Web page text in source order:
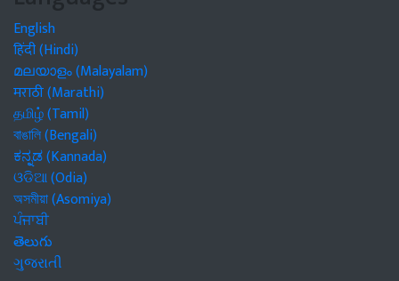
English
हिंदी (Hindi)
മലയാളം (Malayalam)
मराठी (Marathi)
தமிழ் (Tamil)
বাঙালি (Bengali)
ಕನ್ನಡ (Kannada)
ଓଡିଆ (Odia)
অসমীয়া (Asomiya)
ਪੰਜਾਬੀ
తెలుగు
ગુજરાતી